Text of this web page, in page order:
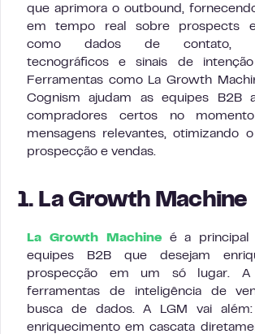
que aprimora o outbound,
em tempo real sobre prospects e
como dados de contato,
tecnográficos e sinais de
Ferramentas como La Growth
Cognism ajudam as equipes B2B
compradores certos no
mensagens relevantes, otimizando
prospecção e vendas.
1. La Growth Machine
La Growth Machineé a principal
equipes B2B que desejam
prospecção em um só lugar. A
ferramentas de inteligência de
busca de dados. A LGM vai
enriquecimento em cascata